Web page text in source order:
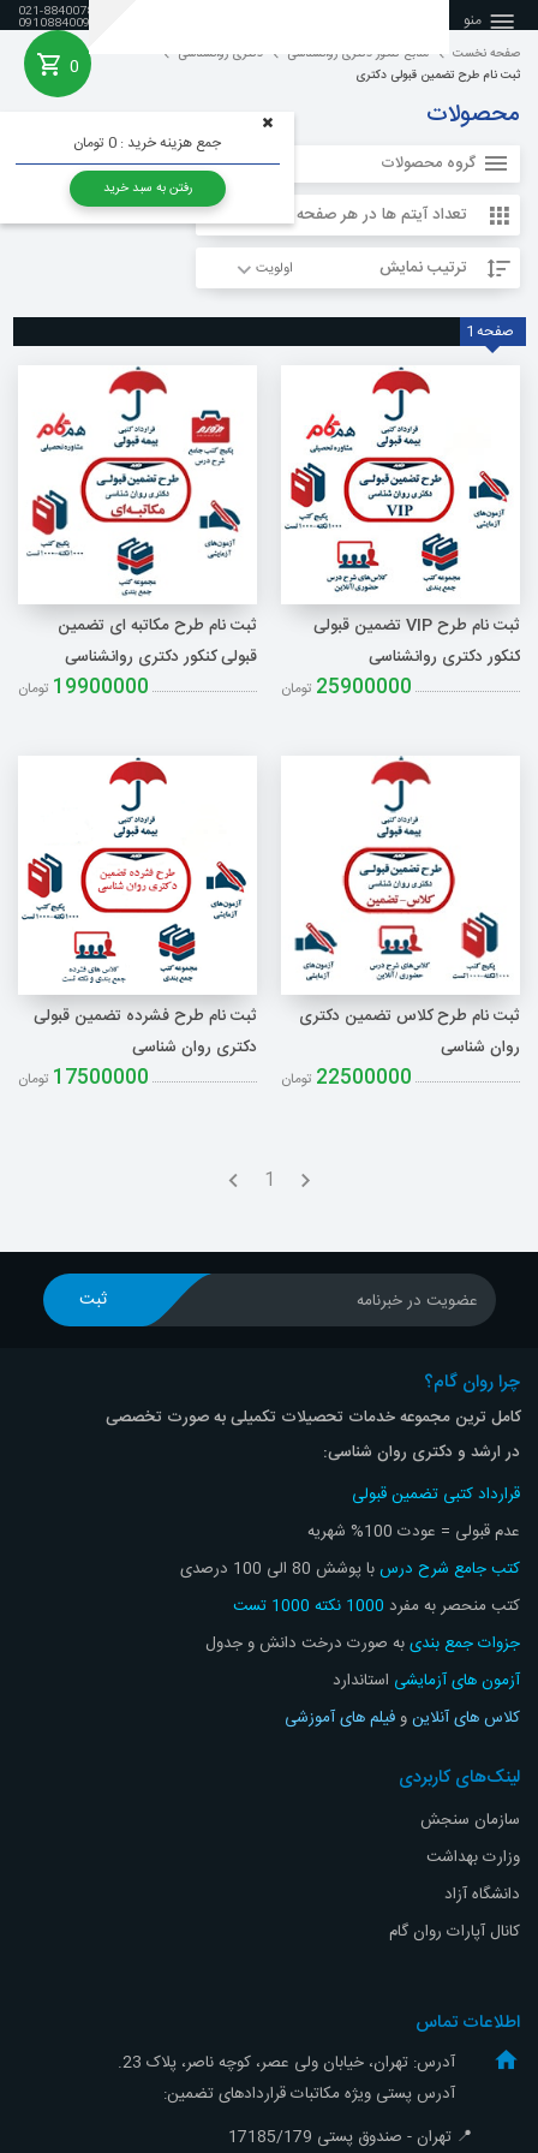
منو
جستجو
021-88400788
09108840099
0
جمع هزینه خرید :
رفتن به سبد خرید
صفحه نخست منابع کنکور دکتری روانشناسی
دکتری روانشناسی
ثبت نام طرح تضمین قبولی دکتری
محصولات
گروه محصولات
تعداد آیتم ها در هر صفحه
ترتیب نمایش
صفحه 1
ثبت نام طرح VIP تضمین قبولی
کنکور دکتری روانشناسی
25900000 تومان
ثبت نام طرح مکاتبه ای تضمین
قبولی کنکور دکتری روانشناسی
19900000 تومان
ثبت نام طرح کلاس تضمین دکتری
روان شناسی
22500000 تومان
ثبت نام طرح فشرده تضمین قبولی
دکتری روان شناسی
17500000 تومان
1
عضویت در خبرنامه ثبت
چرا روان گام؟
کامل ترین مجموعه خدمات تحصیلات تکمیلی به صورت تخصصی
در ارشد و دکتری روان شناسی:
قرارداد کتبی تضمین قبولی
عدم قبولی = عودت 100% شهریه
کتب جامع شرح درسبا پوشش 80 الی 100 درصدی
کتب منحصر به مفرد 1000 نکته 1000 تست
جزوات جمع بندیبه صورت درخت دانش و جدول
آزمون های آزمایشی استاندارد
کلاس های آنلاینو فیلم های آموزشی
لینک‌های کاربردی
سازمان سنجش
وزارت بهداشت
دانشگاه آزاد
کانال آپارات روان گام
اطلاعات تماس
آدرس: تهران، خیابان ولی عصر، کوچه ناصر، پلاک 23.
آدرس پستی ویژه مکاتبات قراردادهای تضمین:
📍 تهران - صندوق پستی 17185/179